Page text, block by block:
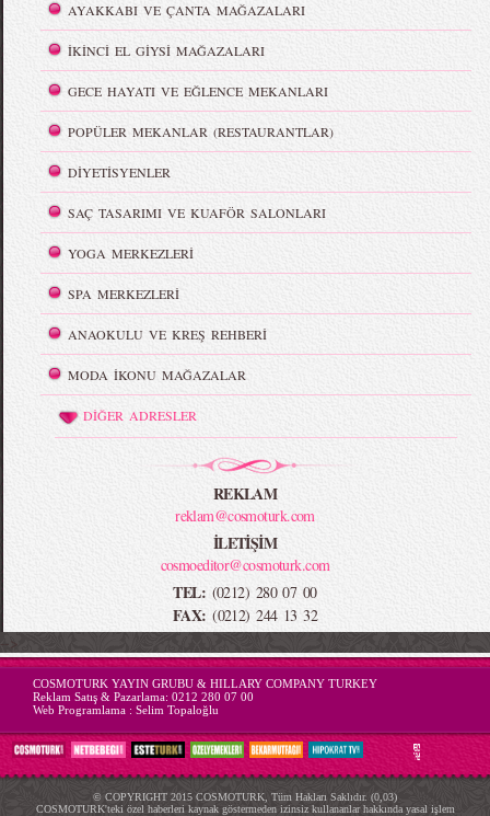
AYAKKABI VE ÇANTA MAĞAZALARI
İKİNCİ EL GİYSİ MAĞAZALARI
GECE HAYATI VE EĞLENCE MEKANLARI
POPÜLER MEKANLAR (RESTAURANTLAR)
DİYETİSYENLER
SAÇ TASARIMI VE KUAFÖR SALONLARI
YOGA MERKEZLERİ
SPA MERKEZLERİ
ANAOKULU VE KREŞ REHBERİ
MODA İKONU MAĞAZALAR
DİĞER ADRESLER
REKLAM
reklam@cosmoturk.com
İLETİŞİM
cosmoeditor@cosmoturk.com
TEL: (0212) 280 07 00
FAX: (0212) 244 13 32
-->
COSMOTURK YAYIN GRUBU & HILLARY COMPANY TURKEY
Reklam Satış & Pazarlama: 0212 280 07 00
Web Programlama : Selim Topaloğlu
© COPYRIGHT 2015 COSMOTURK, Tüm Hakları Saklıdır. (0,03)
COSMOTURK'teki özel haberleri kaynak göstermeden izinsiz kullananlar hakkında yasal işlem